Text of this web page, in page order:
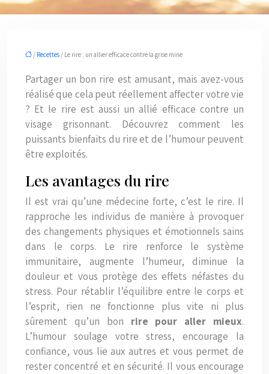
/ Recettes / Le rire : un allier efficace contre la grise mine
Partager un bon rire est amusant, mais avez-vous
réalisé que cela peut réellement affecter votre vie
? Et le rire est aussi un allié efficace contre un
visage grisonnant. Découvrez comment les
puissants bienfaits du rire et de l’humour peuvent
être exploités.
Les avantages du rire
Il est vrai qu’une médecine forte, c’est le rire. Il
rapproche les individus de manière à provoquer
des changements physiques et émotionnels sains
dans le corps. Le rire renforce le système
immunitaire, augmente l’humeur, diminue la
douleur et vous protège des effets néfastes du
stress. Pour rétablir l’équilibre entre le corps et
l’esprit, rien ne fonctionne plus vite ni plus
sûrement qu’un bon rire pour aller mieux.
L’humour soulage votre stress, encourage la
confiance, vous lie aux autres et vous permet de
rester concentré et en sécurité. Il vous encourage